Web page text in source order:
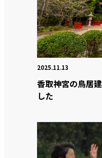
2025.11.13
香取神宮の鳥居
した